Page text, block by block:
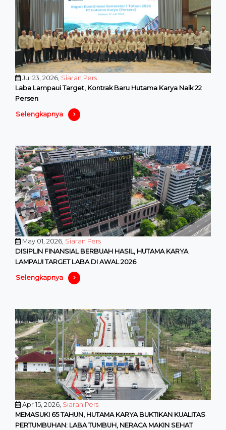
Jul 23, 2026, Siaran Pers
Laba Lampaui Target, Kontrak Baru Hutama Karya Naik 22
Persen
Selengkapnya
May 01, 2026, Siaran Pers
DISIPLIN FINANSIAL BERBUAH HASIL, HUTAMA KARYA
LAMPAUI TARGET LABA DI AWAL 2026
Selengkapnya
Apr 15, 2026, Siaran Pers
MEMASUKI 65 TAHUN, HUTAMA KARYA BUKTIKAN KUALITAS
PERTUMBUHAN: LABA TUMBUH, NERACA MAKIN SEHAT